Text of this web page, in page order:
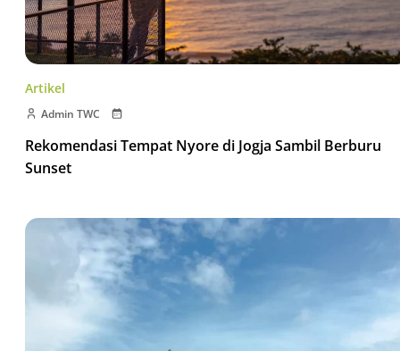
Artikel
Admin TWC
Rekomendasi Tempat Nyore di Jogja Sambil Berburu
Sunset